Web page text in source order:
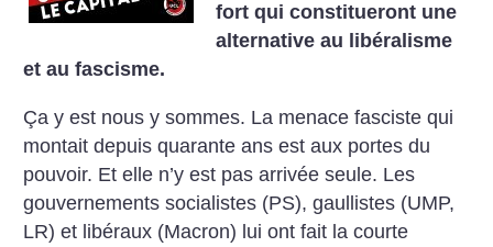
fort qui constitueront une
alternative au libéralisme
et au fascisme.
Ça y est nous y sommes. La menace fasciste qui
montait depuis quarante ans est aux portes du
pouvoir. Et elle n’y est pas arrivée seule. Les
gouvernements socialistes (PS), gaullistes (UMP,
LR) et libéraux (Macron) lui ont fait la courte